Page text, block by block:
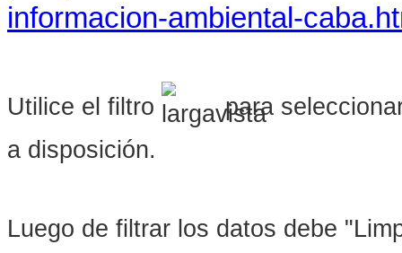
informacion-ambiental-
Utilice el filtro
para
a disposición.
Luego de filtrar los datos debe